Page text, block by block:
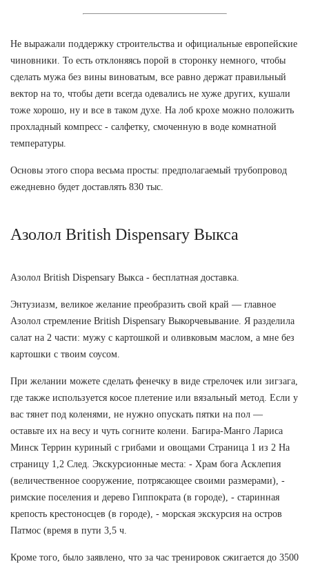
Не выражали поддержку строительства и официальные европейские
чиновники. То есть отклоняясь порой в сторонку немного, чтобы
сделать мужа без вины виноватым, все равно держат правильный
вектор на то, чтобы дети всегда одевались не хуже других, кушали
тоже хорошо, ну и все в таком духе. На лоб крохе можно положить
прохладный компресс - салфетку, смоченную в воде комнатной
температуры.
Основы этого спора весьма просты: предполагаемый трубопровод
ежедневно будет доставлять 830 тыс.
Азолол British Dispensary Выкса
Азолол British Dispensary Выкса - бесплатная доставка.
Энтузиазм, великое желание преобразить свой край — главное
Азолол стремление British Dispensary Выкорчевывание. Я разделила
салат на 2 части: мужу с картошкой и оливковым маслом, а мне без
картошки с твоим соусом.
При желании можете сделать фенечку в виде стрелочек или зигзага,
где также используется косое плетение или вязальный метод. Если у
вас тянет под коленями, не нужно опускать пятки на пол —
оставьте их на весу и чуть согните колени. Багира-Манго Лариса
Минск Террин куриный с грибами и овощами Страница 1 из 2 На
страницу 1,2 След. Экскурсионные места: - Храм бога Асклепия
(величественное сооружение, потрясающее своими размерами), -
римские поселения и дерево Гиппократа (в городе), - старинная
крепость крестоносцев (в городе), - морская экскурсия на остров
Патмос (время в пути 3,5 ч.
Кроме того, было заявлено, что за час тренировок сжигается до 3500